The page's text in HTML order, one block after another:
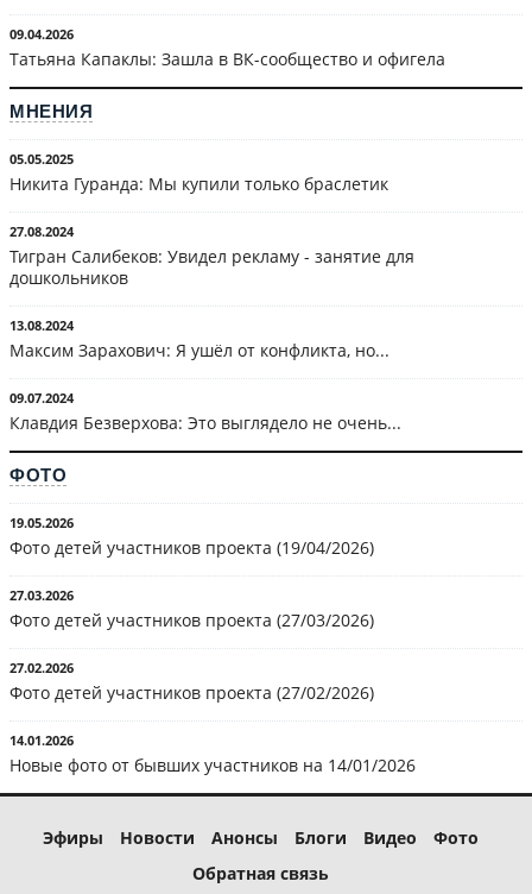
09.04.2026
Татьяна Капаклы: Зашла в ВК-сообщество и офигела
МНЕНИЯ
05.05.2025
Никита Гуранда: Мы купили только браслетик
27.08.2024
Тигран Салибеков: Увидел рекламу - занятие для
дошкольников
13.08.2024
Максим Зарахович: Я ушёл от конфликта, но...
09.07.2024
Клавдия Безверхова: Это выглядело не очень...
ФОТО
19.05.2026
Фото детей участников проекта (19/04/2026)
27.03.2026
Фото детей участников проекта (27/03/2026)
27.02.2026
Фото детей участников проекта (27/02/2026)
14.01.2026
Новые фото от бывших участников на 14/01/2026
Эфиры Новости Анонсы Блоги Видео
Фото
Обратная связь